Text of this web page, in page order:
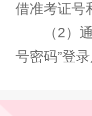
借准考证号
（2）通过
号密码”登